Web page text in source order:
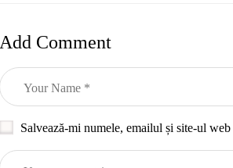
Add Comment
Salvează-mi numele, emailul și site-ul